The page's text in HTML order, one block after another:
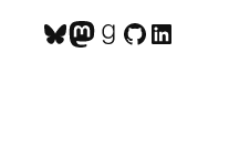
Bluesky
Mastodon
Goodreads
GitHub
LinkedIn